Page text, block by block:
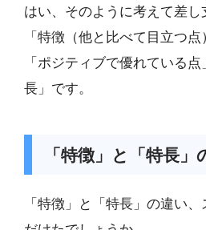
はい、そのように考えて差し
「特徴（他と比べて目立つ
「ポジティブで優れている
長」です。
「特徴」と「特長
「特徴」と「特長」の違い